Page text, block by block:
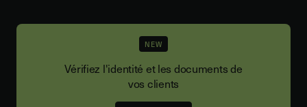
NEW
Vérifiez l'identité et les documents de
vos clients